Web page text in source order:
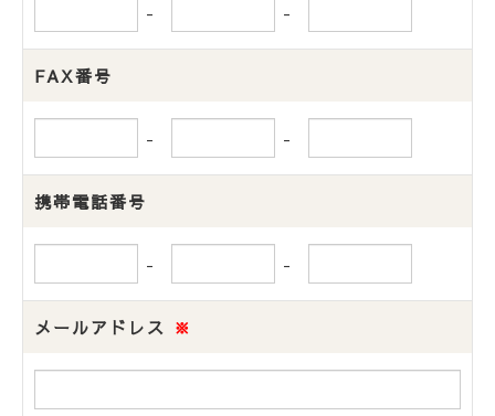
- -
FAX番号
- -
携帯電話番号
- -
メールアドレス ※